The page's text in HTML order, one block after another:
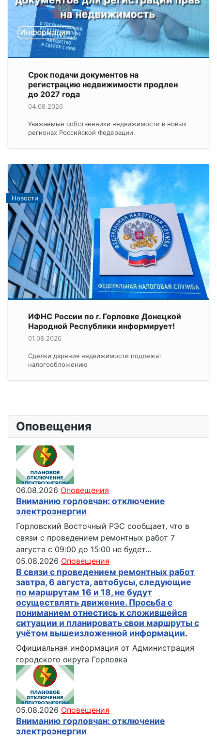
Срок подачи документов на
регистрацию недвижимости продлен
до 2027 года
04.08.2026
Уважаемые собственники недвижимости в новых
регионах Российской Федерации.
Новости
ИФНС России по г. Горловке Донецкой
Народной Республики информирует!
01.08.2026
Сделки дарения недвижимости подлежат
налогообложению
Оповещения
06.08.2026 Оповещения
Вниманию горловчан: отключение
электроэнергии
Горловский Восточный РЭС сообщает, что в
связи с проведением ремонтных работ 7
августа с 09:00 до 15:00 не будет…
05.08.2026 Оповещения
В связи с проведением ремонтных работ
завтра, 6 августа, автобусы, следующие
по маршрутам 16 и 18, не будут
осуществлять движение. Просьба с
пониманием отнестись к сложившейся
ситуации и планировать свои маршруты с
учётом вышеизложенной информации.
Официальная информация от Администрация
городского округа Горловка
05.08.2026 Оповещения
Вниманию горловчан: отключение
электроэнергии